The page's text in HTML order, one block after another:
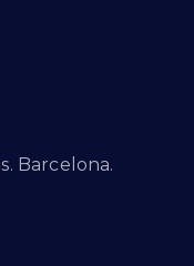
Barcelona.